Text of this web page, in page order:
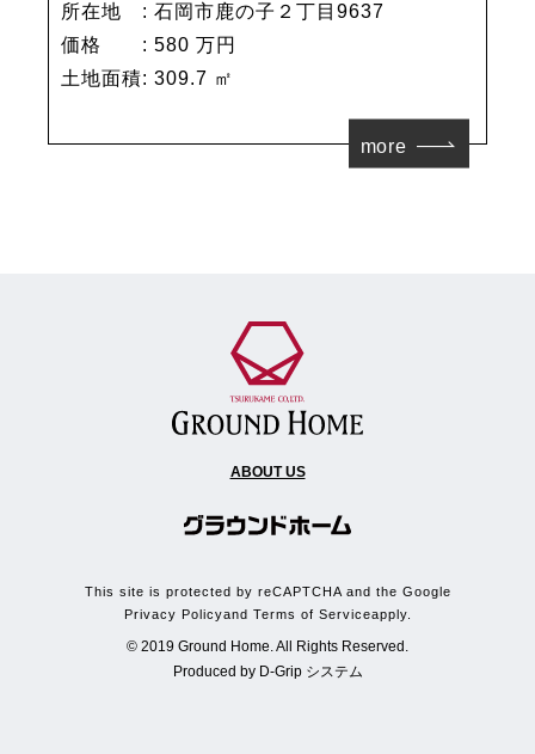
所在地 : 石岡市鹿の子２丁目9637
価格 : 580 万円
土地面積: 309.7 ㎡
more
ABOUT US
This site is protected by reCAPTCHA and the Google
Privacy Policyand Terms of Serviceapply.
© 2019 Ground Home. All Rights Reserved.
Produced by D-Grip システム